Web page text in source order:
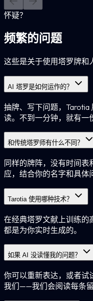
怀疑？
频繁的问题
这些是关于使用塔罗牌和
AI 塔罗是如何运作的？
抽牌、写下问题，Tarotia
读。不到一分钟，就有一
和传统塔罗师有什么不同？
同样的牌阵，没有时间表
应，结合你的名字和具体
Tarotia 使用哪种技术？
在经典塔罗文献上训练的
都是为你实时生成的。
如果 AI 没读懂我的问题？
你可以重新表达，或者试
我们——我们会阅读每条留